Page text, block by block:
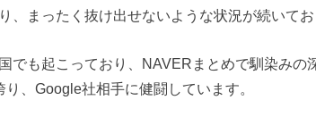
、まったく抜け出せないような状況が続いてお
でも起こっており、NAVERまとめで馴染み
、Google社相手に健闘しています。